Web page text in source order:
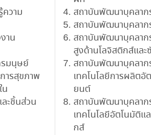
วาม
าน
มนุษย์
ารสุขภาพ
ะชิ้นส่วน
สถาบันพัฒนาบุคลา
สถาบันพัฒนาบุคลาก
สถาบันพัฒนาบุคลาก
สูงด้านโลจิสติกส์แล
สถาบันพัฒนาบุคลาก
เทคโนโลยีการผลิตอั
ยนต์
สถาบันพัฒนาบุคลาก
เทคโนโลยีอัตโนมัติแ
กส์